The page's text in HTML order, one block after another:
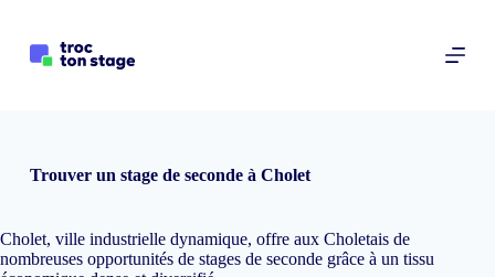
t
e
Trouver un stage de seconde à Cholet
Cholet, ville industrielle dynamique, offre aux Choletais de
nombreuses opportunités de stages de seconde grâce à un tissu